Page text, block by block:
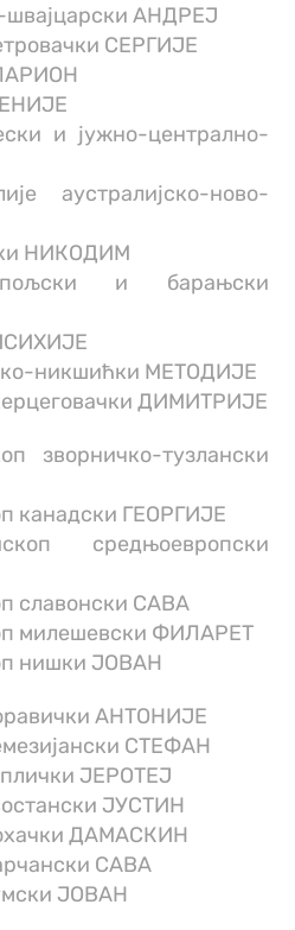
швајцарски АНДРЕЈ
СЕРГИЈЕ
и јужно-централно-
аустралијско-ново-
НИКОДИМ
пољски и барањски
никшићки МЕТОДИЈЕ
ДИМИТРИЈЕ
зворничко-тузлански
канадски ГЕОРГИЈЕ
средњоевропски
славонски САВА
милешевски ФИЛАРЕТ
нишки ЈОВАН
АНТОНИЈЕ
СТЕФАН
ЈЕРОТЕЈ
ЈУСТИН
ДАМАСКИН
САВА
ЈОВАН